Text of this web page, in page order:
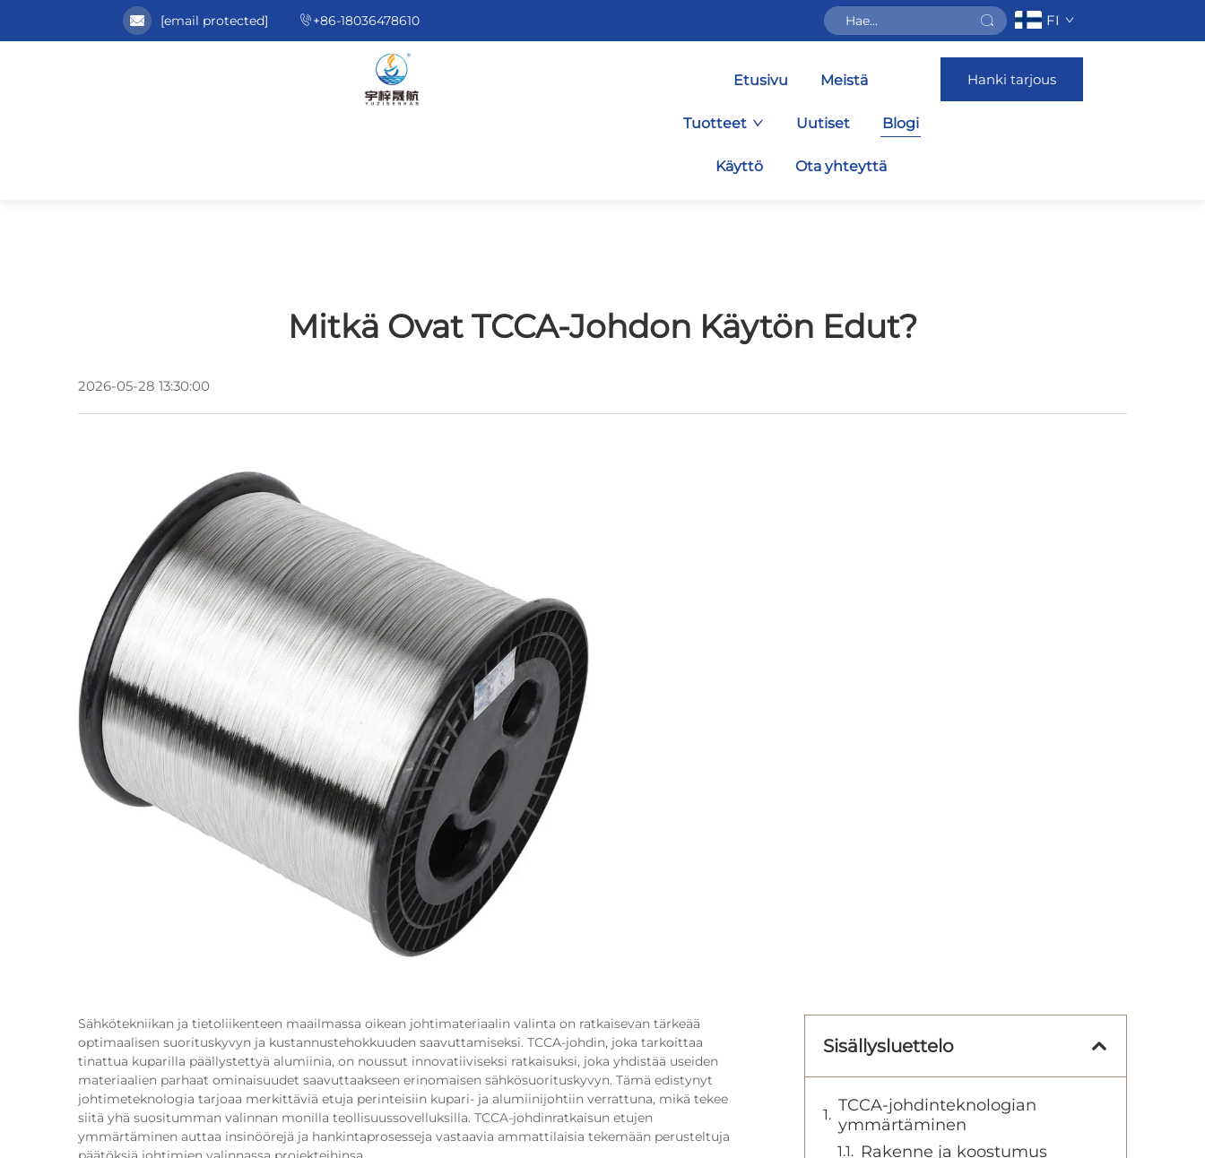
[email protected] +86-18036478610 FI
Etusivu Meistä
Tuotteet Uutiset Blogi
Käyttö Ota yhteyttä
Hanki tarjous
Mitkä Ovat TCCA-Johdon Käytön Edut?
2026-05-28 13:30:00
Sähkötekniikan ja tietoliikenteen maailmassa oikean johtimateriaalin valinta on ratkaisevan tärkeää
optimaalisen suorituskyvyn ja kustannustehokkuuden saavuttamiseksi. TCCA-johdin, joka tarkoittaa
tinattua kuparilla päällystettyä alumiinia, on noussut innovatiiviseksi ratkaisuksi, joka yhdistää useiden
materiaalien parhaat ominaisuudet saavuttaakseen erinomaisen sähkösuorituskyvyn. Tämä edistynyt
johtimeteknologia tarjoaa merkittäviä etuja perinteisiin kupari- ja alumiinijohtiin verrattuna, mikä tekee
siitä yhä suositumman valinnan monilla teollisuussovelluksilla. TCCA-johdinratkaisun etujen
ymmärtäminen auttaa insinöörejä ja hankintaprosesseja vastaavia ammattilaisia tekemään perusteltuja
Sisällysluettelo
TCCA-johdinteknologian
ymmärtäminen
Rakenne ja koostumus